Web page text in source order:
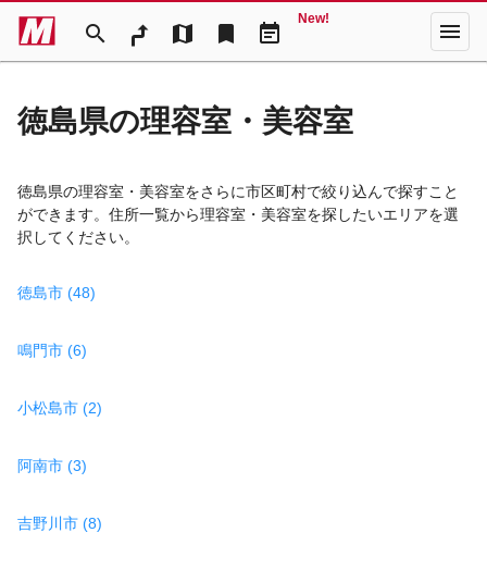
search map bookmark event_note
New! menu
徳島県の理容室・美容室
徳島県の理容室・美容室をさらに市区町村で絞り込んで探すこと
ができます。住所一覧から理容室・美容室を探したいエリアを選
択してください。
徳島市 (48)
鳴門市 (6)
小松島市 (2)
阿南市 (3)
吉野川市 (8)